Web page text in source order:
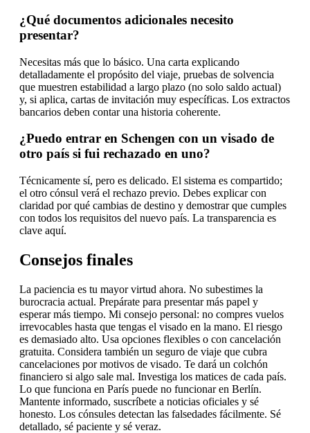
¿Qué documentos adicionales necesito
presentar?
Necesitas más que lo básico. Una carta explicando
detalladamente el propósito del viaje, pruebas de solvencia
que muestren estabilidad a largo plazo (no solo saldo actual)
y, si aplica, cartas de invitación muy específicas. Los extractos
bancarios deben contar una historia coherente.
¿Puedo entrar en Schengen con un visado de
otro país si fui rechazado en uno?
Técnicamente sí, pero es delicado. El sistema es compartido;
el otro cónsul verá el rechazo previo. Debes explicar con
claridad por qué cambias de destino y demostrar que cumples
con todos los requisitos del nuevo país. La transparencia es
clave aquí.
Consejos finales
La paciencia es tu mayor virtud ahora. No subestimes la
burocracia actual. Prepárate para presentar más papel y
esperar más tiempo. Mi consejo personal: no compres vuelos
irrevocables hasta que tengas el visado en la mano. El riesgo
es demasiado alto. Usa opciones flexibles o con cancelación
gratuita. Considera también un seguro de viaje que cubra
cancelaciones por motivos de visado. Te dará un colchón
financiero si algo sale mal. Investiga los matices de cada país.
Lo que funciona en París puede no funcionar en Berlín.
Mantente informado, suscríbete a noticias oficiales y sé
honesto. Los cónsules detectan las falsedades fácilmente. Sé
detallado, sé paciente y sé veraz.